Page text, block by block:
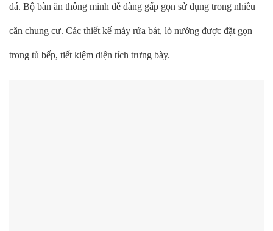
đá. Bộ bàn ăn thông minh dễ dàng gấp gọn sử dụng trong nhiều
căn chung cư. Các thiết kế máy rửa bát, lò nướng được đặt gọn
trong tủ bếp, tiết kiệm diện tích trưng bày.